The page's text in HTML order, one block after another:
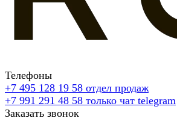
Телефоны
+7 495 128 19 58 отдел продаж
+7 991 291 48 58 только чат telegram
Заказать звонок